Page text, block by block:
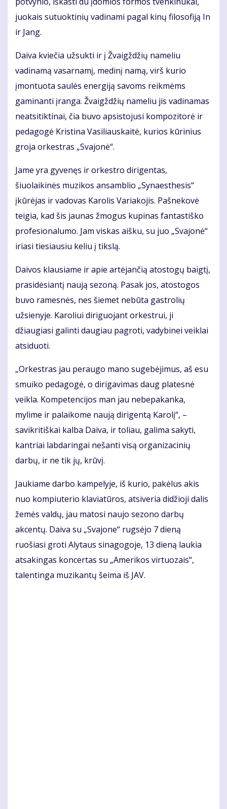
juokais sutuoktinių vadinami pagal kinų filosofiją In
ir Jang.
Daiva kviečia užsukti ir į Žvaigždžių nameliu
vadinamą vasarnamį, medinį namą, virš kurio
įmontuota saulės energiją savoms reikmėms
gaminanti įranga. Žvaigždžių nameliu jis vadinamas
neatsitiktinai, čia buvo apsistojusi kompozitorė ir
pedagogė Kristina Vasiliauskaitė, kurios kūrinius
groja orkestras „Svajonė“.
Jame yra gyvenęs ir orkestro dirigentas,
šiuolaikinės muzikos ansamblio „Synaesthesis“
įkūrėjas ir vadovas Karolis Variakojis. Pašnekovė
teigia, kad šis jaunas žmogus kupinas fantastiško
profesionalumo. Jam viskas aišku, su juo „Svajonė“
iriasi tiesiausiu keliu į tikslą.
Daivos klausiame ir apie artėjančią atostogų baigtį,
prasidėsiantį naują sezoną. Pasak jos, atostogos
buvo ramesnės, nes šiemet nebūta gastrolių
užsienyje. Karoliui diriguojant orkestrui, ji
džiaugiasi galinti daugiau pagroti, vadybinei veiklai
atsiduoti.
„Orkestras jau peraugo mano sugebėjimus, aš esu
smuiko pedagogė, o dirigavimas daug platesnė
veikla. Kompetencijos man jau nebepakanka,
mylime ir palaikome naują dirigentą Karolį“, –
savikritiškai kalba Daiva, ir toliau, galima sakyti,
kantriai labdaringai nešanti visą organizacinių
darbų, ir ne tik jų, krūvį.
Jaukiame darbo kampelyje, iš kurio, pakėlus akis
nuo kompiuterio klaviatūros, atsiveria didžioji dalis
žemės valdų, jau matosi naujo sezono darbų
akcentų. Daiva su „Svajone“ rugsėjo 7 dieną
ruošiasi groti Alytaus sinagogoje, 13 dieną laukia
atsakingas koncertas su „Amerikos virtuozais“,
talentinga muzikantų šeima iš JAV.